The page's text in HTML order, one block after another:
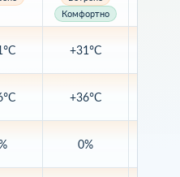
Комфортно
+31°C
+36°C
0%